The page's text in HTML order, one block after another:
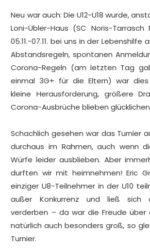
Neu war auch: Die U12-U18 wurde,
Loni-Übler-Haus (SC Noris-Tarrasch
05.11.-07.11. bei uns in der Lebenshilfe
Abstandsregeln, spontanen
Corona-Regeln (am letzten Tag
einmal 3G+ für die Eltern) war
kleine Herausforderung, größere
Corona-Ausbrüche blieben
Schachlich gesehen war das Turnier
durchaus im Rahmen, auch wenn
Würfe leider ausblieben. Aber
durften wir mit heimnehmen! Eric
einziger U8-Teilnehmer in der U10
außer Konkurrenz und ließ sich
verderben – da war die Freude über
natürlich auch besonders groß, so
Turnier.